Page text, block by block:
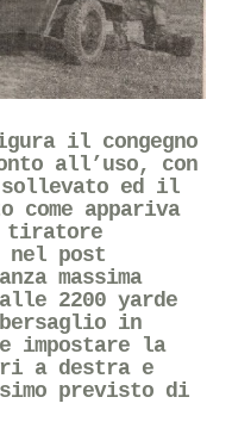
il congegno
all’uso, con
ed il
come appariva
tiratore
nel post
massima
2200 yarde
in
impostare la
a destra e
previsto di